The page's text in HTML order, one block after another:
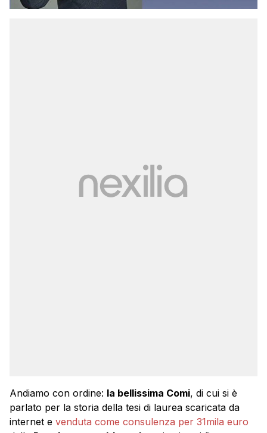
Andiamo con ordine: la bellissima Comi, di cui si è
parlato per la storia della tesi di laurea scaricata da
internet e venduta come consulenza per 31mila euro